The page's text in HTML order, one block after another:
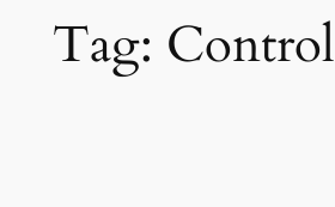
Tag: Control